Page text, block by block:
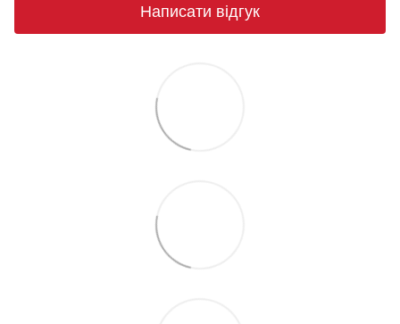
Написати відгук